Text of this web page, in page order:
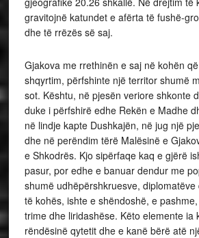
gravitojnë katundet e afërta të fushë-
dhe të rrëzës së saj.
Gjakova me rrethinën e saj në kohën
shqyrtim, përfshinte një territor shumë
sot. Kështu, në pjesën veriore shkonte
duke i përfshirë edhe Rekën e Madhe
në lindje kapte Dushkajën, në jug një
dhe në perëndim tërë Malësinë e
e Shkodrës. Kjo sipërfaqe kaq e gjërë
pasur, por edhe e banuar dendur me
shumë udhëpërshkruesve,
të kohës, ishte e shëndoshë, e
trime dhe liridashëse. Këto elemente ia
rëndësinë qytetit dhe e kanë bërë atë